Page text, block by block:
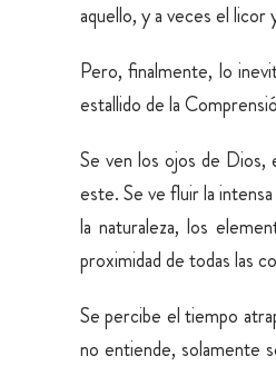
aquello, y a veces el licor
Pero, finalmente, lo
estallido de la
Se ven los ojos de Dios,
este. Se ve fluir la
la naturaleza, los
proximidad de todas las
Se percibe el tiempo
no entiende, solamente